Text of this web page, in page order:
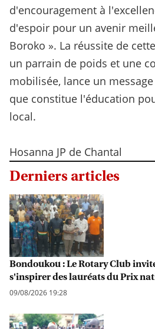
d'encouragement à
d'espoir pour un avenir
Boroko ». La réussite de
un parrain de poids et une
mobilisée, lance un
que constitue l'éducation
local.
Hosanna JP de Chantal
Derniers articles
Bondoukou : Le Rotary Club
s'inspirer des lauréats du Prix
09/08/2026 19:28